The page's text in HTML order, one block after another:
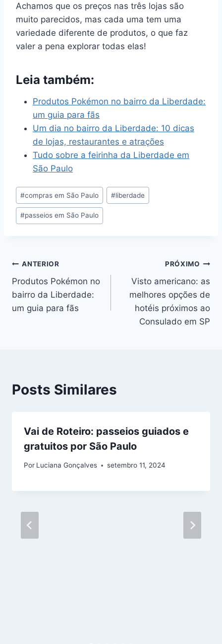
Achamos que os preços nas três lojas são
muito parecidos, mas cada uma tem uma
variedade diferente de produtos, o que faz
valer a pena explorar todas elas!
Leia também:
Produtos Pokémon no bairro da Liberdade:
um guia para fãs
Um dia no bairro da Liberdade: 10 dicas
de lojas, restaurantes e atrações
Tudo sobre a feirinha da Liberdade em
São Paulo
Tags
do
Post:
#compras em São Paulo #liberdade
#passeios em São Paulo
Navegação
de
Post
ANTERIOR
Produtos Pokémon no
bairro da Liberdade:
um guia para fãs
PRÓXIMO
Visto americano: as
melhores opções de
hotéis próximos ao
Consulado em SP
Posts Similares
Vai de Roteiro: passeios guiados e
gratuitos por São Paulo
Por Luciana Gonçalves setembro 11, 2024